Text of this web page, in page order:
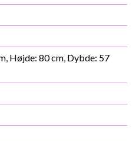
Højde: 80 cm, Dybde: 57